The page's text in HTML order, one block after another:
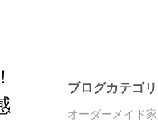
ブログカテゴ
オーダーメイド